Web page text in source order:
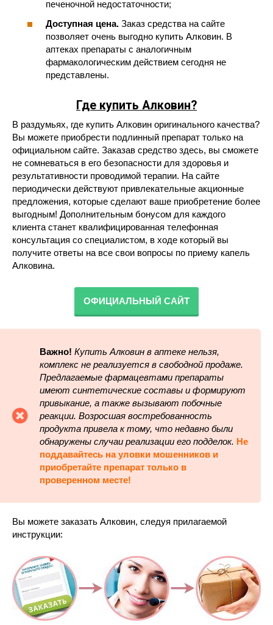
печеночной недостаточности;
Доступная цена. Заказ средства на сайте
позволяет очень выгодно купить Алковин. В
аптеках препараты с аналогичным
фармакологическим действием сегодня не
представлены.
Где купить Алковин?
В раздумьях, где купить Алковин оригинального качества?
Вы можете приобрести подлинный препарат только на
официальном сайте. Заказав средство здесь, вы сможете
не сомневаться в его безопасности для здоровья и
результативности проводимой терапии. На сайте
периодически действуют привлекательные акционные
предложения, которые сделают ваше приобретение более
выгодным! Дополнительным бонусом для каждого
клиента станет квалифицированная телефонная
консультация со специалистом, в ходе который вы
получите ответы на все свои вопросы по приему капель
Алковина.
ОФИЦИАЛЬНЫЙ САЙТ
Важно! Купить Алковин в аптеке нельзя,
комплекс не реализуется в свободной продаже.
Предлагаемые фармацевтами препараты
имеют синтетические составы и формируют
привыкание, а также вызывают побочные
реакции. Возросшая востребованность
продукта привела к тому, что недавно были
обнаружены случаи реализации его подделок. Не
поддавайтесь на уловки мошенников и
приобретайте препарат только в
проверенном месте!
Вы можете заказать Алковин, следуя прилагаемой
инструкции: